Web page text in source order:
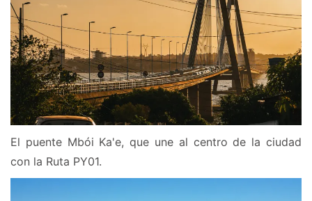
El puente Mbói Ka'e, que une al centro de la ciudad
con la Ruta PY01.